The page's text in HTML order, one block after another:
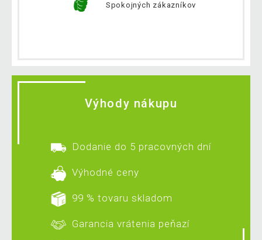
Spokojných zákazníkov
Výhody nákupu
Dodanie do 5 pracovných dní
Výhodné ceny
99 % tovaru skladom
Garancia vrátenia peňazí